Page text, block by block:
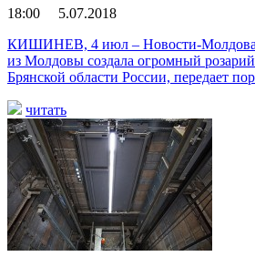
18:00 5.07.2018
КИШИНЕВ, 4 июл – Новости-
из Молдовы создала огромный
Брянской области России, передает
читать